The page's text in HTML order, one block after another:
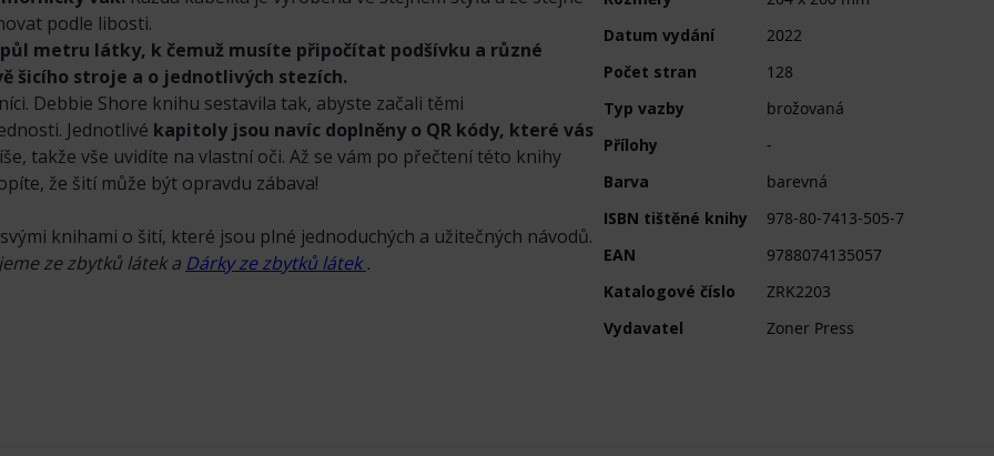
podle libosti.
metru látky, k čemuž musíte připočítat podšívku a různé
šicího stroje a o jednotlivých stezích.
Debbie Shore knihu sestavila tak, abyste začali těmi
Jednotlivé kapitoly jsou navíc doplněny o QR kódy, které vás
takže vše uvidíte na vlastní oči. Až se vám po přečtení této knihy
že šití může být opravdu zábava!
knihami o šití, které jsou plné jednoduchých a užitečných návodů.
ze zbytků látek a Dárky ze zbytků látek .
Datum vydání
2022
Počet stran
128
Typ vazby
brožovaná
Přílohy
-
Barva
barevná
ISBN tištěné knihy
978-80-7413-505-7
EAN
9788074135057
Katalogové číslo
ZRK2203
Vydavatel
Zoner Press